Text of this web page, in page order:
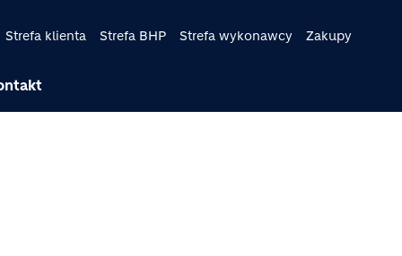
Strefa klienta Strefa BHP Strefa wykonawcy Zakupy